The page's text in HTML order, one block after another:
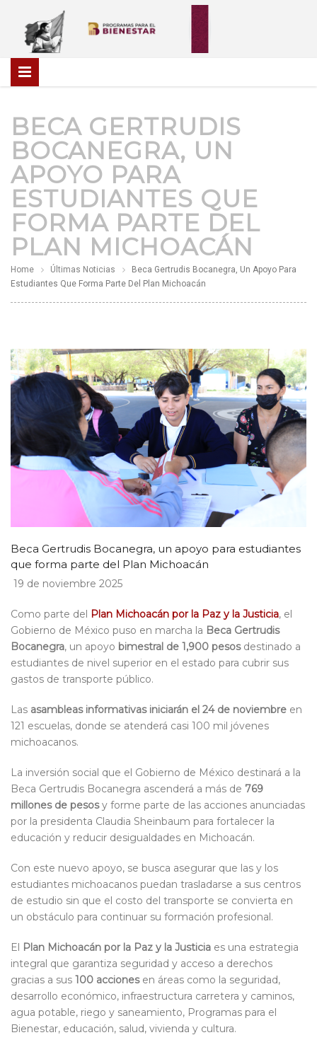
BECA GERTRUDIS
BOCANEGRA, UN
APOYO PARA
ESTUDIANTES QUE
FORMA PARTE DEL
PLAN MICHOACÁN
Home Últimas Noticias
Beca Gertrudis Bocanegra, Un Apoyo Para
Estudiantes Que Forma Parte Del Plan Michoacán
Beca Gertrudis Bocanegra, un apoyo para estudiantes
que forma parte del Plan Michoacán
19 de noviembre 2025
Como parte del Plan Michoacán por la Paz y la Justicia, el
Gobierno de México puso en marcha la Beca Gertrudis
Bocanegra, un apoyo bimestral de 1,900 pesosdestinado a
estudiantes de nivel superior en el estado para cubrir sus
gastos de transporte público.
Las asambleas informativas iniciarán el 24 de noviembre en
121 escuelas, donde se atenderá casi 100 mil jóvenes
michoacanos.
La inversión social que el Gobierno de México destinará a la
Beca Gertrudis Bocanegra ascenderá a más de 769
millones de pesosy forme parte de las acciones anunciadas
por la presidenta Claudia Sheinbaum para fortalecer la
educación y reducir desigualdades en Michoacán.
Con este nuevo apoyo, se busca asegurar que las y los
estudiantes michoacanos puedan trasladarse a sus centros
de estudio sin que el costo del transporte se convierta en
un obstáculo para continuar su formación profesional.
El Plan Michoacán por la Paz y la Justicia es una estrategia
integral que garantiza seguridad y acceso a derechos
gracias a sus 100 accionesen áreas como la seguridad,
desarrollo económico, infraestructura carretera y caminos,
agua potable, riego y saneamiento, Programas para el
Bienestar, educación, salud, vivienda y cultura.